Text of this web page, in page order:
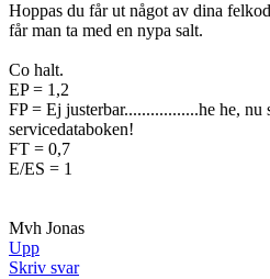
Hoppas du får ut något av dina
får man ta med en nypa salt.
Co halt.
EP = 1,2
FP = Ej justerbar.................he he, nu
servicedataboken!
FT = 0,7
E/ES = 1
Mvh Jonas
Upp
Skriv svar